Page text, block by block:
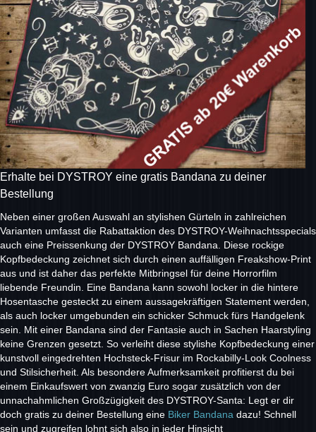
Erhalte bei DYSTROY eine gratis Bandana zu deiner
Bestellung
Neben einer großen Auswahl an stylishen Gürteln in zahlreichen
Varianten umfasst die Rabattaktion des DYSTROY-Weihnachtsspecials
auch eine Preissenkung der DYSTROY Bandana. Diese rockige
Kopfbedeckung zeichnet sich durch einen auffälligen Freakshow-Print
aus und ist daher das perfekte Mitbringsel für deine Horrorfilm
liebende Freundin. Eine Bandana kann sowohl locker in die hintere
Hosentasche gesteckt zu einem aussagekräftigen Statement werden,
als auch locker umgebunden ein schicker Schmuck fürs Handgelenk
sein. Mit einer Bandana sind der Fantasie auch in Sachen Haarstyling
keine Grenzen gesetzt. So verleiht diese stylishe Kopfbedeckung einer
kunstvoll eingedrehten Hochsteck-Frisur im Rockabilly-Look Coolness
und Stilsicherheit. Als besondere Aufmerksamkeit profitierst du bei
einem Einkaufswert von zwanzig Euro sogar zusätzlich von der
unnachahmlichen Großzügigkeit des DYSTROY-Santa: Legt er dir
doch gratis zu deiner Bestellung eine Biker Bandana dazu! Schnell
sein und zugreifen lohnt sich also in jeder Hinsicht